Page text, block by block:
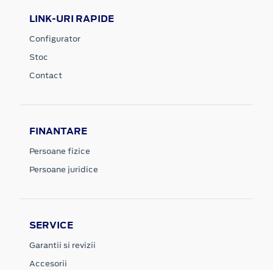
LINK-URI RAPIDE
Configurator
Stoc
Contact
FINANTARE
Persoane fizice
Persoane juridice
SERVICE
Garantii si revizii
Accesorii